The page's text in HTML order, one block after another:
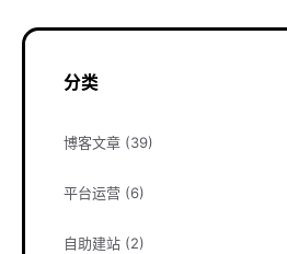
分类
博客文章 (39)
平台运营 (6)
自助建站 (2)